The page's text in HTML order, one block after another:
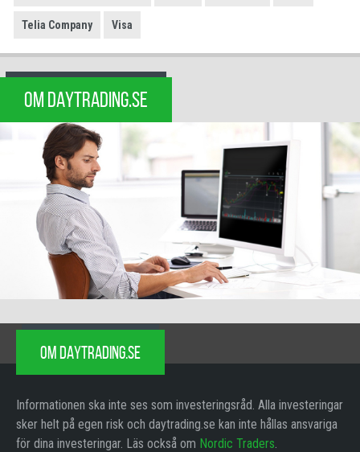
Telia Company Visa
OM DAYTRADING.SE
OM DAYTRADING.SE
Informationen ska inte ses som investeringsråd. Alla investeringar
sker helt på egen risk och daytrading.se kan inte hållas ansvariga
för dina investeringar. Läs också om Nordic Traders.